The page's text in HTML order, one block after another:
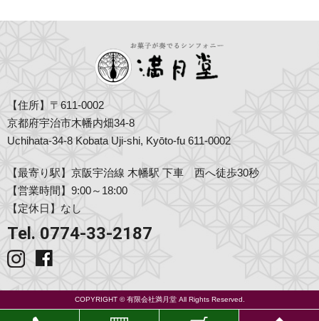
【住所】〒611-0002
京都府宇治市木幡内畑34-8
Uchihata-34-8 Kobata Uji-shi, Kyōto-fu 611-0002
【最寄り駅】京阪宇治線 木幡駅 下車 西へ徒歩30秒
【営業時間】9:00～18:00
【定休日】なし
Tel. 0774-33-2187
COPYRIGHT © 有限会社満月堂 All Rights Reserved.